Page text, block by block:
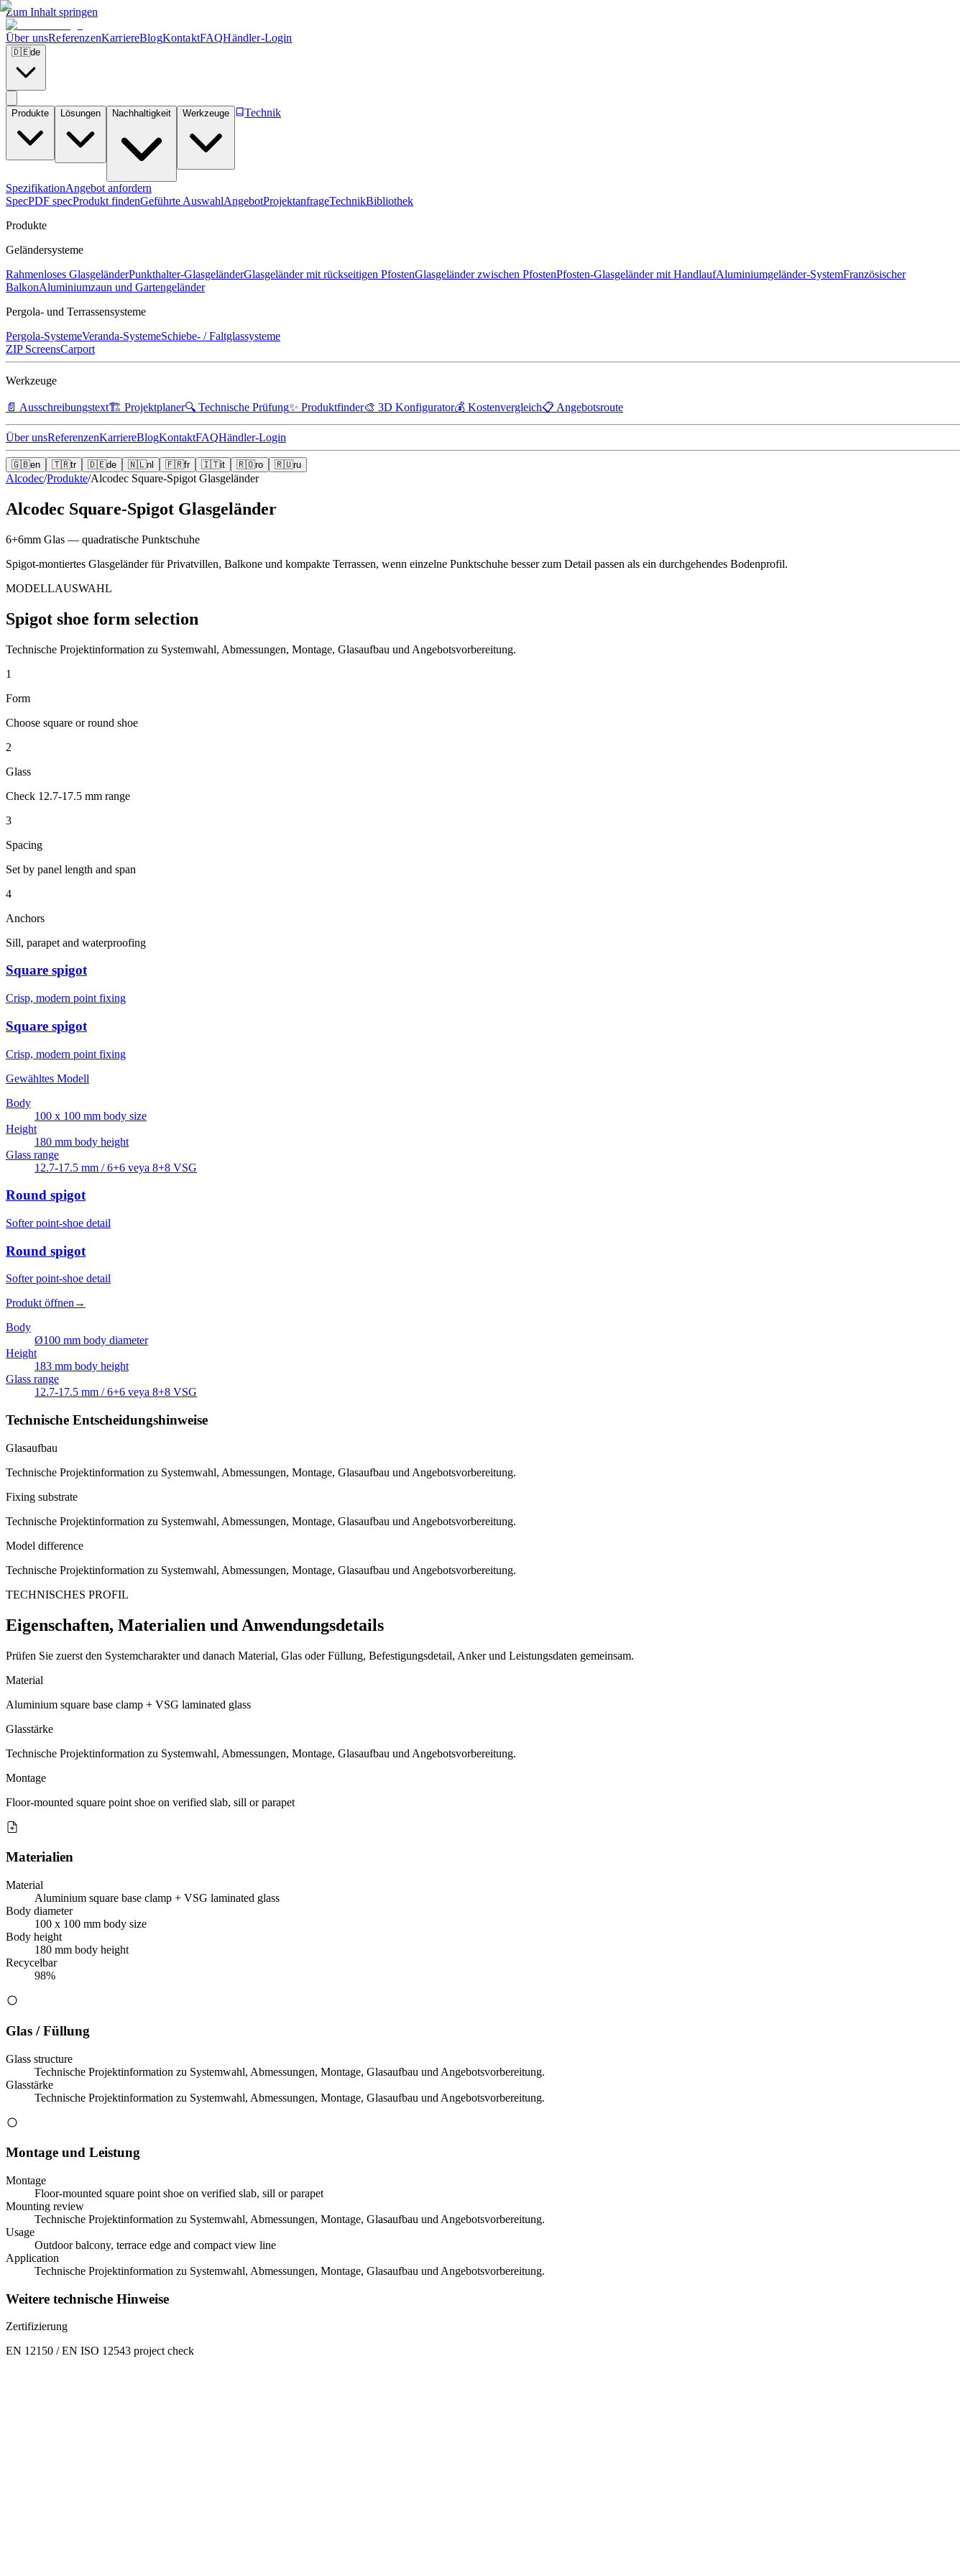
Zum Inhalt springen
Über unsReferenzenKarriereBlogKontaktFAQHändler-Login
🇩🇪de
Produkte Lösungen Nachhaltigkeit Werkzeuge Technik
SpezifikationAngebot anfordern
SpecPDF specProdukt findenGeführte AuswahlAngebotProjektanfrageTechnikBibliothek
Produkte
Geländersysteme
Rahmenloses GlasgeländerPunkthalter-GlasgeländerGlasgeländer mit rückseitigen PfostenGlasgeländer zwischen PfostenPfosten-Glasgeländer mit HandlaufAluminiumgeländer-SystemFranzösischer
BalkonAluminiumzaun und Gartengeländer
Pergola- und Terrassensysteme
Pergola-SystemeVeranda-SystemeSchiebe- / Faltglassysteme
ZIP ScreensCarport
Werkzeuge
📄 Ausschreibungstext🏗️ Projektplaner🔍 Technische Prüfung✨ Produktfinder🎨 3D Konfigurator💰 Kostenvergleich📋 Angebotsroute
Über unsReferenzenKarriereBlogKontaktFAQHändler-Login
🇬🇧en 🇹🇷tr 🇩🇪de 🇳🇱nl 🇫🇷fr 🇮🇹it 🇷🇴ro 🇷🇺ru
Alcodec/Produkte/Alcodec Square-Spigot Glasgeländer
Alcodec Square-Spigot Glasgeländer
6+6mm Glas — quadratische Punktschuhe
Spigot-montiertes Glasgeländer für Privatvillen, Balkone und kompakte Terrassen, wenn einzelne Punktschuhe besser zum Detail passen als ein durchgehendes Bodenprofil.
MODELLAUSWAHL
Spigot shoe form selection
Technische Projektinformation zu Systemwahl, Abmessungen, Montage, Glasaufbau und Angebotsvorbereitung.
1
Form
Choose square or round shoe
2
Glass
Check 12.7-17.5 mm range
3
Spacing
Set by panel length and span
4
Anchors
Sill, parapet and waterproofing
Square spigot
Crisp, modern point fixing
Square spigot
Crisp, modern point fixing
Gewähltes Modell
Body
100 x 100 mm body size
Height
180 mm body height
Glass range
12.7-17.5 mm / 6+6 veya 8+8 VSG
Round spigot
Softer point-shoe detail
Round spigot
Softer point-shoe detail
Produkt öffnen →
Body
Ø100 mm body diameter
Height
183 mm body height
Glass range
12.7-17.5 mm / 6+6 veya 8+8 VSG
Technische Entscheidungshinweise
Glasaufbau
Technische Projektinformation zu Systemwahl, Abmessungen, Montage, Glasaufbau und Angebotsvorbereitung.
Fixing substrate
Technische Projektinformation zu Systemwahl, Abmessungen, Montage, Glasaufbau und Angebotsvorbereitung.
Model difference
Technische Projektinformation zu Systemwahl, Abmessungen, Montage, Glasaufbau und Angebotsvorbereitung.
TECHNISCHES PROFIL
Eigenschaften, Materialien und Anwendungsdetails
Prüfen Sie zuerst den Systemcharakter und danach Material, Glas oder Füllung, Befestigungsdetail, Anker und Leistungsdaten gemeinsam.
Material
Aluminium square base clamp + VSG laminated glass
Glasstärke
Technische Projektinformation zu Systemwahl, Abmessungen, Montage, Glasaufbau und Angebotsvorbereitung.
Montage
Floor-mounted square point shoe on verified slab, sill or parapet
Materialien
Material
Aluminium square base clamp + VSG laminated glass
Body diameter
100 x 100 mm body size
Body height
180 mm body height
Recycelbar
98%
Glas / Füllung
Glass structure
Technische Projektinformation zu Systemwahl, Abmessungen, Montage, Glasaufbau und Angebotsvorbereitung.
Glasstärke
Technische Projektinformation zu Systemwahl, Abmessungen, Montage, Glasaufbau und Angebotsvorbereitung.
Montage und Leistung
Montage
Floor-mounted square point shoe on verified slab, sill or parapet
Mounting review
Technische Projektinformation zu Systemwahl, Abmessungen, Montage, Glasaufbau und Angebotsvorbereitung.
Usage
Outdoor balcony, terrace edge and compact view line
Application
Technische Projektinformation zu Systemwahl, Abmessungen, Montage, Glasaufbau und Angebotsvorbereitung.
Weitere technische Hinweise
Zertifizierung
EN 12150 / EN ISO 12543 project check